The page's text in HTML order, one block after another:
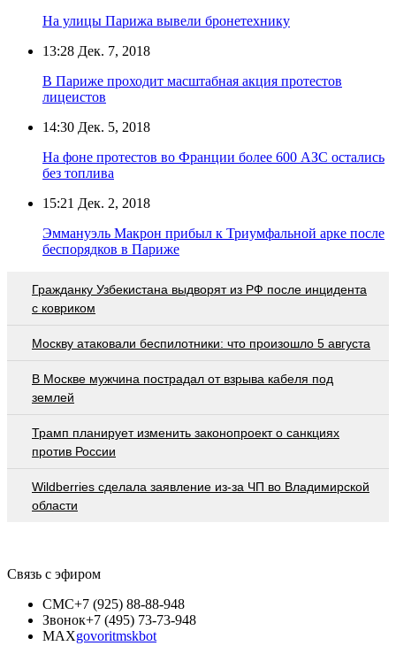
На улицы Парижа вывели бронетехнику
13:28 Дек. 7, 2018
В Париже проходит масштабная акция протестов
лицеистов
14:30 Дек. 5, 2018
На фоне протестов во Франции более 600 АЗС остались
без топлива
15:21 Дек. 2, 2018
Эммануэль Макрон прибыл к Триумфальной арке после
беспорядков в Париже
Гражданку Узбекистана выдворят из РФ после инцидента
с ковриком
Москву атаковали беспилотники: что произошло 5 августа
В Москве мужчина пострадал от взрыва кабеля под
землей
Трамп планирует изменить законопроект о санкциях
против России
Wildberries cделала заявление из-за ЧП во Владимирской
области
Связь с эфиром
СМС+7 (925) 88-88-948
Звонок+7 (495) 73-73-948
MAXgovoritmskbot